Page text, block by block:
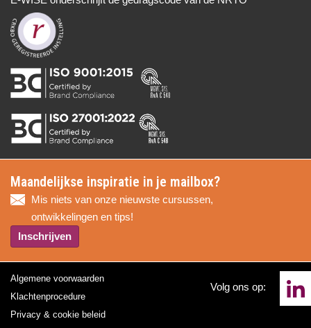
Maandelijkse inspiratie in je mailbox?
Mis niets van onze nieuwste cursussen,
ontwikkelingen en tips!
Inschrijven
Algemene voorwaarden
Klachtenprocedure
Privacy & cookie beleid
Volg ons op: